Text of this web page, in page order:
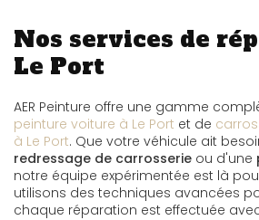
Nos services de
Le Port
AER Peinture offre une gamme
peinture voiture à Le Port et de
à Le Port. Que votre véhicule ait
redressage de carrosserie ou d'une
notre équipe expérimentée est là
utilisons des techniques avancées
chaque réparation est effectuée